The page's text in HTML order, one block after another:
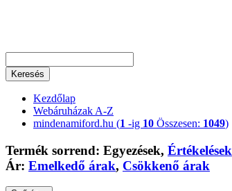
Keresés
Kezdőlap
Webáruházak A-Z
mindenamiford.hu (1 -ig 10 Összesen: 1049)
Termék sorrend: Egyezések, Értékelések
Ár: Emelkedő árak, Csökkenő árak